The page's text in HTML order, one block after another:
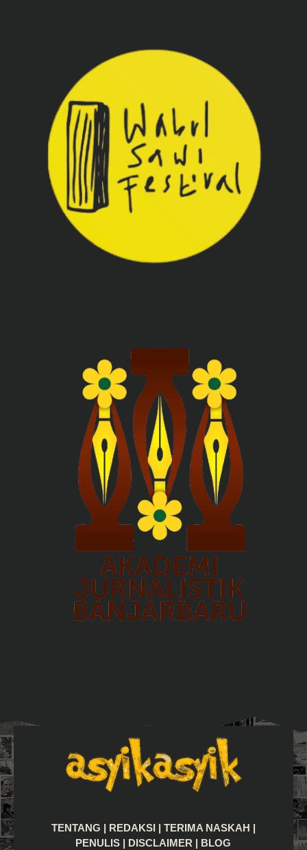
TENTANG REDAKSI TERIMA NASKAH
PENULIS
DISCLAIMER BLOG